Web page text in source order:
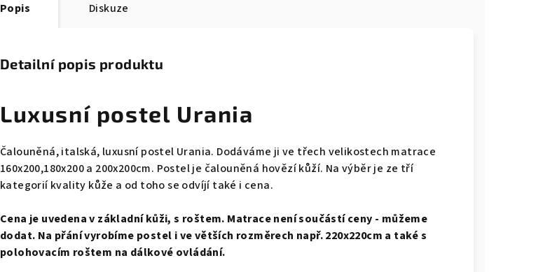
Popis Diskuze
Detailní popis produktu
Luxusní postel Urania
Čalouněná, italská, luxusní postel Urania. Dodáváme ji ve třech velikostech matrace
160x200,180x200 a 200x200cm. Postel je čalouněná hovězí kůží. Na výběr je ze tří
kategorií kvality kůže a od toho se odvíjí také i cena.
Cena je uvedena v základní kůži, s roštem. Matrace není součástí ceny - můžeme
dodat. Na přání vyrobíme postel i ve větších rozměrech např. 220x220cm a také s
polohovacím roštem na dálkové ovládání.